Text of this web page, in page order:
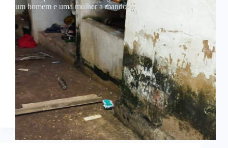
um homem e uma mulher a mando…